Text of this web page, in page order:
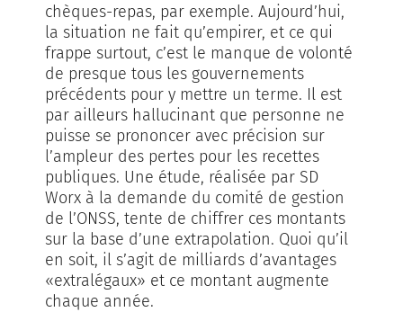
chèques-repas, par exemple. Aujourd’hui,
la situation ne fait qu’empirer, et ce qui
frappe surtout, c’est le manque de volonté
de presque tous les gouvernements
précédents pour y mettre un terme. Il est
par ailleurs hallucinant que personne ne
puisse se prononcer avec précision sur
l’ampleur des pertes pour les recettes
publiques. Une étude, réalisée par SD
Worx à la demande du comité de gestion
de l’ONSS, tente de chiffrer ces montants
sur la base d’une extrapolation. Quoi qu’il
en soit, il s’agit de milliards d’avantages
«extralégaux» et ce montant augmente
chaque année.